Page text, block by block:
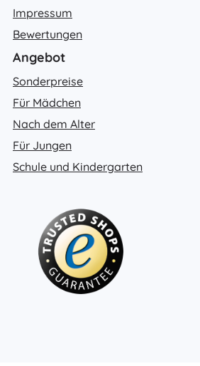
Impressum
Bewertungen
Angebot
Sonderpreise
Für Mädchen
Nach dem Alter
Für Jungen
Schule und Kindergarten